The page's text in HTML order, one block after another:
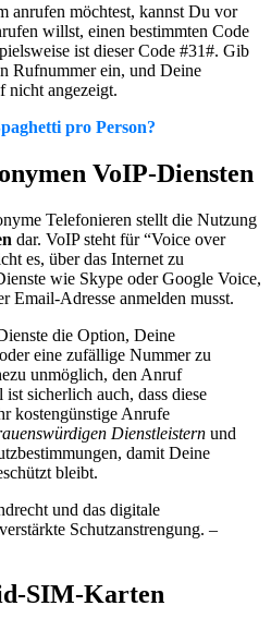
anrufen möchtest, kannst Du vor
willst, einen bestimmten Code
ist dieser Code #31#. Gib
Rufnummer ein, und Deine
nicht angezeigt.
pro Person?
VoIP-Diensten
Telefonieren stellt die Nutzung
dar. VoIP steht für “Voice over
es, über das Internet zu
wie Skype oder Google Voice,
Email-Adresse anmelden musst.
die Option, Deine
eine zufällige Nummer zu
unmöglich, den Anruf
sicherlich auch, dass diese
kostengünstige Anrufe
Dienstleistern und
damit Deine
bleibt.
und das digitale
Schutzanstrengung. –
SIM-Karten